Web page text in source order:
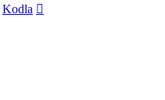
Kodla